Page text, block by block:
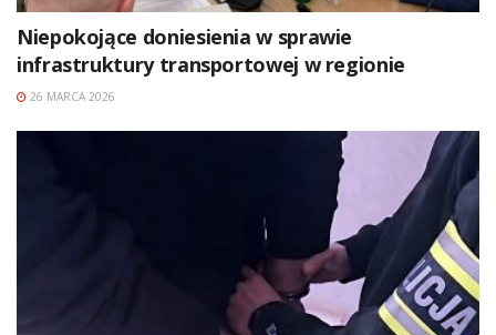
Niepokojące doniesienia w sprawie
infrastruktury transportowej w regionie
26 MARCA 2026